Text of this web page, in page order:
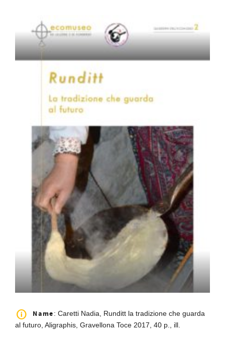
Name: Caretti Nadia, Runditt la tradizione che guarda
al futuro, Aligraphis, Gravellona Toce 2017, 40 p., ill.